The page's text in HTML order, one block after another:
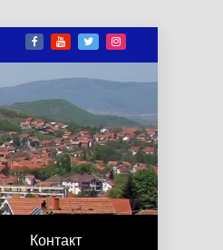
Контакт